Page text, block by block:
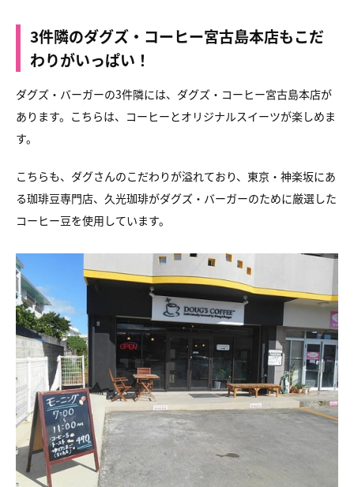
3件隣のダグズ・コーヒー宮古島本店もこだ
わりがいっぱい！
ダグズ・バーガーの3件隣には、 ダグズ・コーヒー宮古島本店が
あります。 こちらは、コーヒーとオリジナルスイーツが楽しめま
す。
こちらも、ダグさんのこだわりが溢れており、 東京・神楽坂にあ
る珈琲豆専門店、久光珈琲がダグズ・バーガーのために厳選した
コーヒー豆を使用しています。